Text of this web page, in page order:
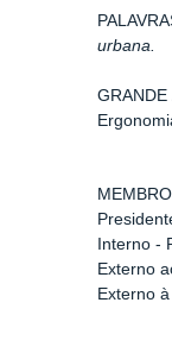
urbana.
Interno -
Externo
Externo